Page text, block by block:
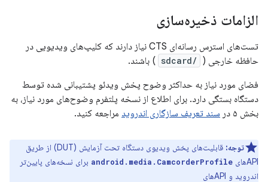
الزامات ذخیره‌سازی
تست‌های استرس رسانه‌ای CTS نیاز دارند که کلیپ‌های ویدیویی در
حافظه خارجی (
/sdcard
) باشند.
فضای مورد نیاز به حداکثر وضوح پخش ویدئو پشتیبانی شده توسط
دستگاه بستگی دارد. برای اطلاع از نسخه پلتفرم وضوح‌های مورد نیاز، به
بخش ۵ در
سند تعریف سازگاری اندروید مراجعه کنید.
توجه:
قابلیت‌های پخش ویدیوی دستگاه تحت آزمایش (DUT) از طریق
APIهای
android.media.CamcorderProfile برای نسخه‌های پایین‌تر
اندروید و APIهای